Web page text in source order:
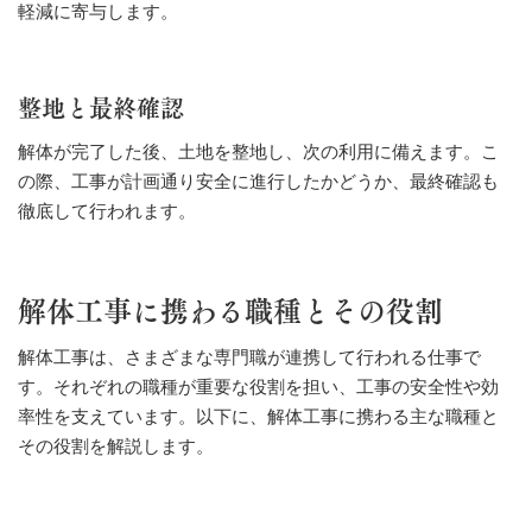
軽減に寄与します。
整地と最終確認
解体が完了した後、土地を整地し、次の利用に備えます。こ
の際、工事が計画通り安全に進行したかどうか、最終確認も
徹底して行われます。
解体工事に携わる職種とその役割
解体工事は、さまざまな専門職が連携して行われる仕事で
す。それぞれの職種が重要な役割を担い、工事の安全性や効
率性を支えています。以下に、解体工事に携わる主な職種と
その役割を解説します。